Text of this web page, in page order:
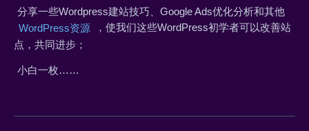
分享一些Wordpress建站技巧、Google Ads优化分析和其他
WordPress资源
，使我们这些WordPress初学者可以改善站
点，共同进步；
小白一枚……